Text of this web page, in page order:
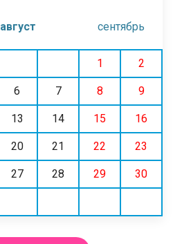
август сентябрь
1 2
6 7 8 9
13 14 15 16
20 21 22 23
27 28 29 30